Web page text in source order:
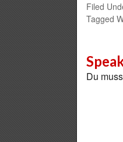
Filed
Tagged
Du